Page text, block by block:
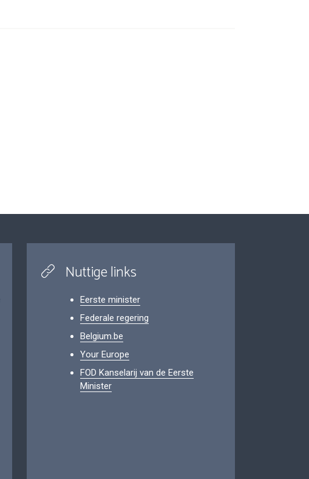
Nuttige links
Eerste minister
Federale regering
Belgium.be
Your Europe
FOD Kanselarij van de Eerste
Minister